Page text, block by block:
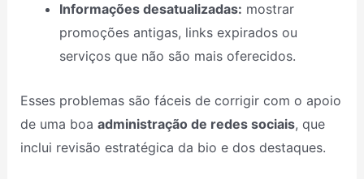
Informações desatualizadas: mostrar
promoções antigas, links expirados ou
serviços que não são mais oferecidos.
Esses problemas são fáceis de corrigir com o apoio
de uma boa administração de redes sociais, que
inclui revisão estratégica da bio e dos destaques.